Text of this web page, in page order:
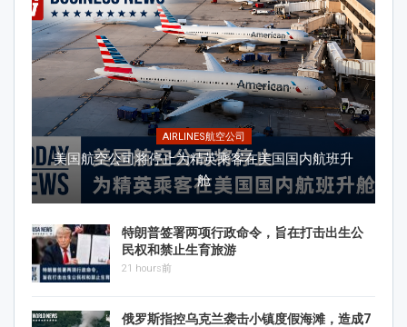
AIRLINES航空公司
美国航空公司将停止为精英乘客在美国国内航班升
舱
特朗普签署两项行政命令，旨在打击出生公
民权和禁止生育旅游
21 hours前
俄罗斯指控乌克兰袭击小镇度假海滩，造成7